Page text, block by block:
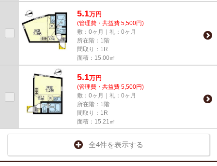
5.1万円
(管理費・共益費 5,500円)
敷：0ヶ月｜礼：0ヶ月
所在階：1階
間取り：1R
面積：15.00㎡
5.1万円
(管理費・共益費 5,500円)
敷：0ヶ月｜礼：0ヶ月
所在階：1階
間取り：1R
面積：15.21㎡
全4件を表示する